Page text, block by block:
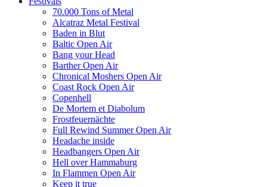
70.000 Tons of Metal
Alcatraz Metal Festival
Baden in Blut
Baltic Open Air
Bang your Head
Barther Open Air
Chronical Moshers Open Air
Coast Rock Open Air
Copenhell
De Mortem et Diabolum
Frostfeuernächte
Full Rewind Summer Open Air
Headache inside
Headbangers Open Air
Hell over Hammaburg
In Flammen Open Air
Keep it true